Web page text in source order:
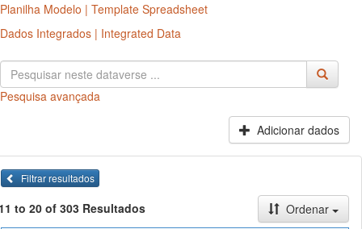
Planilha Modelo | Template Spreadsheet
Dados Integrados | Integrated Data
Pesquisa avançada
Adicionar dados
Filtrar resultados
to 20 of 303 Resultados
Ordenar